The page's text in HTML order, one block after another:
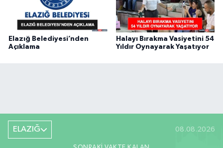
Elazığ Belediyesi’nden
Açıklama
Halayı Bırakma Vasiyetini 54
Yıldır Oynayarak Yaşatıyor
ELAZIĞ 08.08.2026